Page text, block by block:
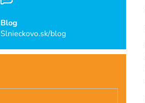
Blog
Slnieckovo.sk/blog